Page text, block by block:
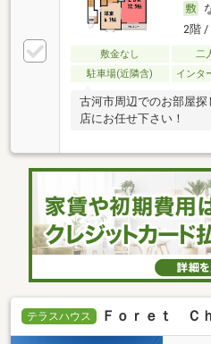
2階 /
敷金なし 二
駐車場(近隣含)
インタ
古河市周辺でのお部屋
店にお任せ下さい！
テラスハウス Ｆｏｒｅｔ Ｃ